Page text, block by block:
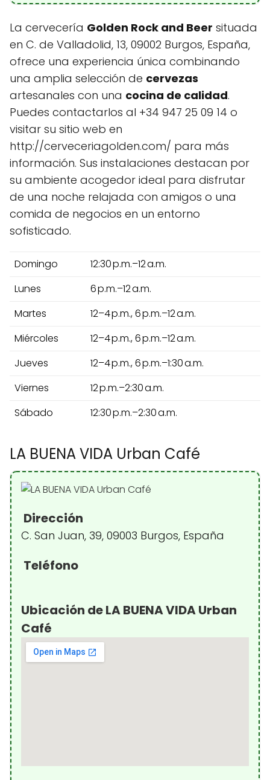
La cervecería Golden Rock and Beer situada
en C. de Valladolid, 13, 09002 Burgos, España,
ofrece una experiencia única combinando
una amplia selección de cervezas
artesanales con una cocina de calidad.
Puedes contactarlos al +34 947 25 09 14 o
visitar su sitio web en
http://cerveceriagolden.com/ para más
información. Sus instalaciones destacan por
su ambiente acogedor ideal para disfrutar
de una noche relajada con amigos o una
comida de negocios en un entorno
sofisticado.
Domingo
12:30 p.m.–12 a.m.
Lunes
6 p.m.–12 a.m.
Martes
12–4 p.m., 6 p.m.–12 a.m.
Miércoles
12–4 p.m., 6 p.m.–12 a.m.
Jueves
12–4 p.m., 6 p.m.–1:30 a.m.
Viernes
12 p.m.–2:30 a.m.
Sábado
12:30 p.m.–2:30 a.m.
LA BUENA VIDA Urban Café
Dirección
C. San Juan, 39, 09003 Burgos, España
Teléfono
Ubicación de LA BUENA VIDA Urban
Café